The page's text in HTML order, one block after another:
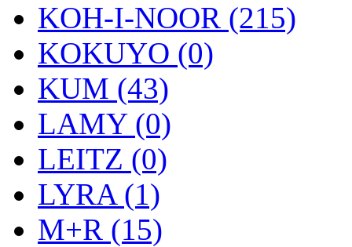
KOH-I-NOOR (215)
KOKUYO (0)
KUM (43)
LAMY (0)
LEITZ (0)
LYRA (1)
M+R (15)